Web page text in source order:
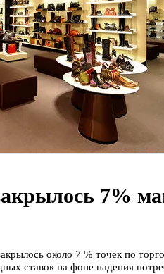
7%
около 7 % точек по
ставок на фоне падения